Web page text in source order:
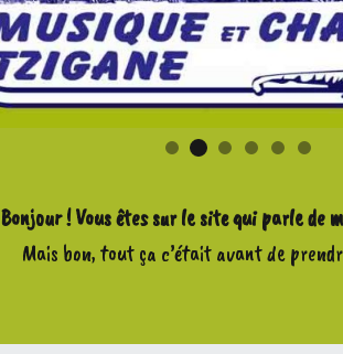
Bonjour ! Vous êtes sur le site qui parle de
Mais bon, tout ça c’était avant de